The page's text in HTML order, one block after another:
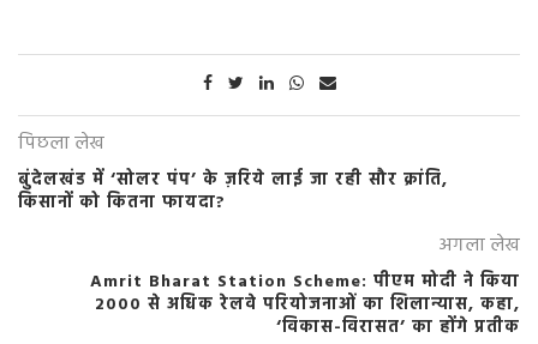
पिछला लेख
बुंदेलखंड में ‘सोलर पंप’ के ज़रिये लाई जा रही सौर क्रांति,
किसानों को कितना फायदा?
अगला लेख
Amrit Bharat Station Scheme: पीएम मोदी ने किया
2000 से अधिक रेलवे परियोजनाओं का शिलान्यास, कहा,
‘विकास-विरासत’ का होंगे प्रतीक